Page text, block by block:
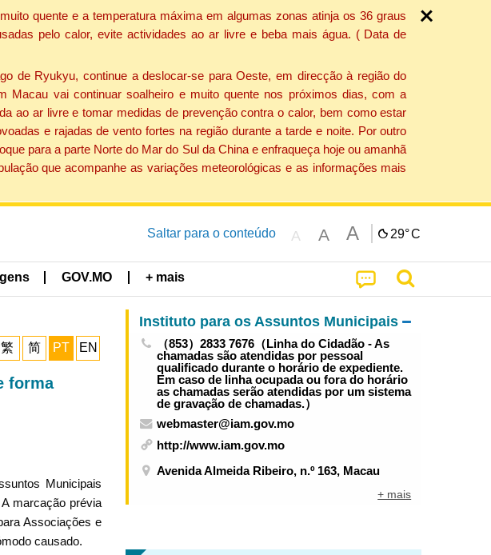
quente e a temperatura máxima em algumas zonas atinja os 36 graus
pelo calor, evite actividades ao ar livre e beba mais água. ( Data de
de Ryukyu, continue a deslocar-se para Oeste, em direcção à região do
Macau vai continuar soalheiro e muito quente nos próximos dias, com a
ao ar livre e tomar medidas de prevenção contra o calor, bem como estar
e rajadas de vento fortes na região durante a tarde e noite. Por outro
para a parte Norte do Mar do Sul da China e enfraqueça hoje ou amanhã
que acompanhe as variações meteorológicas e as informações mais
Saltar para o conteúdo A A A 29°C
GOV.MO + mais
繁 简 PT EN
forma
Municipais
marcação prévia
Associações e
causado.
Instituto para os Assuntos Municipais
（853）2833 7676（Linha do Cidadão - As
chamadas são atendidas por pessoal
qualificado durante o horário de expediente.
Em caso de linha ocupada ou fora do horário
as chamadas serão atendidas por um sistema
de gravação de chamadas.）
webmaster@iam.gov.mo
http://www.iam.gov.mo
Avenida Almeida Ribeiro, n.º 163, Macau
+ mais